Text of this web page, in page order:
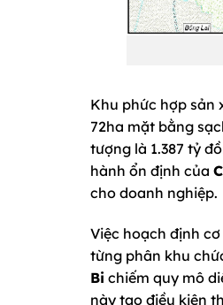
Khu phức hợp sản
72ha mặt bằng
tượng là 1.387 tỷ
hành ổn định của
cho doanh nghiệp.
Việc hoạch định
từng phân khu
Bi chiếm quy mô
này tạo điều kiện